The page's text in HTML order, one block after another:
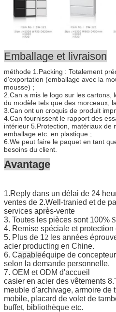
Emballage et livraison
méthode 1.Packing : Totalement
d'exportation (emballage avec la
mousse) ;
2.Can a mis le logo sur les cartons,
du modèle tels que des morceaux,
3.Can ont un croquis de produit
4.Can fournissent le rapport des
intérieur 5.Protection, matériaux de
emballage etc. en plastique ;
6.We peut faire le paquet en tant
besoins du client.
Avantage
1.Reply dans un délai de 24
ventes de 2.Well-tranied et de
services après-vente
3. Toutes les pièces sont 100%
4. Remise spéciale et
5. Plus de 12 les années
acier producting en Chine.
6. Capableéquipe de
selon la demande personnelle.
7. OEM et ODM d'accueil
casier en acier des vêtements
meuble d'archivage, armoire de
mobile, placard de volet de
buffet, bibliothèque etc.